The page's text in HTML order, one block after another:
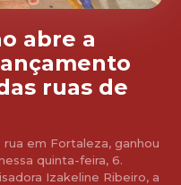
abre a
ruas de
em Fortaleza, ganhou
quinta-feira, 6.
Izakeline Ribeiro, a